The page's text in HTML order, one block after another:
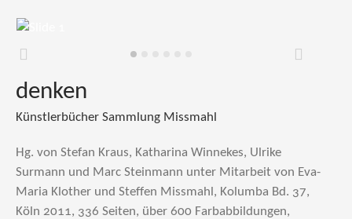
Zurück Weiter
denken
Künstlerbücher Sammlung Missmahl
Hg. von Stefan Kraus, Katharina Winnekes, Ulrike
Surmann und Marc Steinmann unter Mitarbeit von Eva-
Maria Klother und Steffen Missmahl, Kolumba Bd. 37,
Köln 2011, 336 Seiten, über 600 Farbabbildungen,